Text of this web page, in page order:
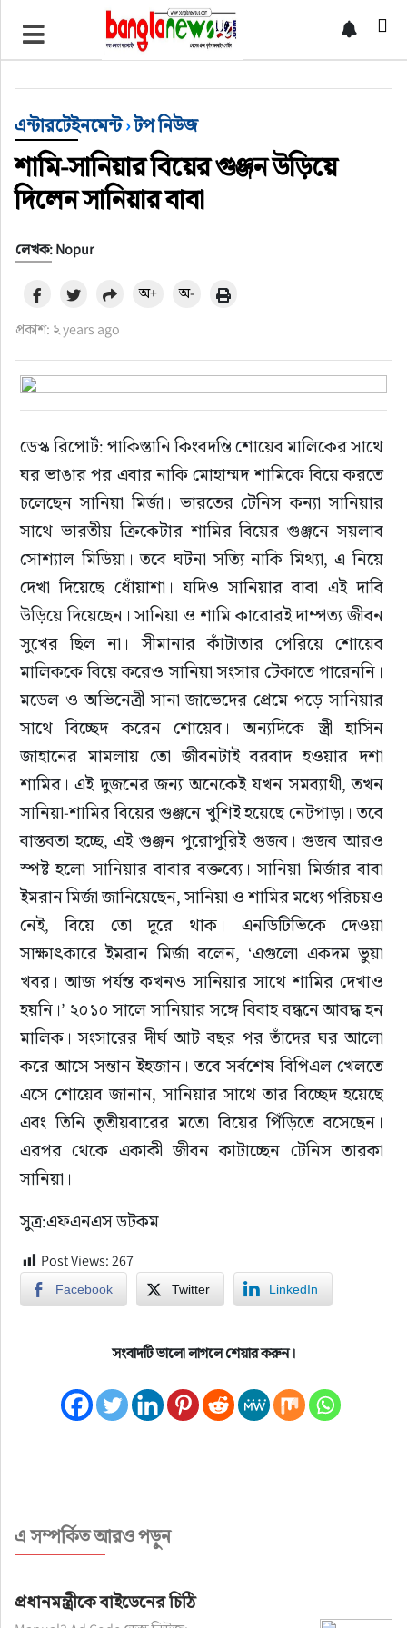
টপ নিউজ
ইন্টারন্যাশনাল
সিলেট বিভাগ
স্পোর্টস
মার্কিন যুক্তরাষ্ট্র
নিউইয়র্ক
ইউরোপ
জাতীয়
সময়ের প্রলাপ
এন্টারটেইনমেন্ট›টপ নিউজ
শামি-সানিয়ার বিয়ের গুঞ্জন উড়িয়ে
দিলেন সানিয়ার বাবা
লেখক: Nopur
প্রকাশ: ২ years ago
অ+ অ-
ডেস্ক রিপোর্ট: পাকিস্তানি কিংবদন্তি শোয়েব মালিকের সাথে
ঘর ভাঙার পর এবার নাকি মোহাম্মদ শামিকে বিয়ে করতে
চলেছেন সানিয়া মির্জা। ভারতের টেনিস কন্যা সানিয়ার
সাথে ভারতীয় ক্রিকেটার শামির বিয়ের গুঞ্জনে সয়লাব
সোশ্যাল মিডিয়া। তবে ঘটনা সত্যি নাকি মিথ্যা, এ নিয়ে
দেখা দিয়েছে ধোঁয়াশা। যদিও সানিয়ার বাবা এই দাবি
উড়িয়ে দিয়েছেন। সানিয়া ও শামি কারোরই দাম্পত্য জীবন
সুখের ছিল না। সীমানার কাঁটাতার পেরিয়ে শোয়েব
মালিককে বিয়ে করেও সানিয়া সংসার টেকাতে পারেননি।
মডেল ও অভিনেত্রী সানা জাভেদের প্রেমে পড়ে সানিয়ার
সাথে বিচ্ছেদ করেন শোয়েব। অন্যদিকে স্ত্রী হাসিন
জাহানের মামলায় তো জীবনটাই বরবাদ হওয়ার দশা
শামির। এই দুজনের জন্য অনেকেই যখন সমব্যাথী, তখন
সানিয়া-শামির বিয়ের গুঞ্জনে খুশিই হয়েছে নেটপাড়া। তবে
বাস্তবতা হচ্ছে, এই গুঞ্জন পুরোপুরিই গুজব। গুজব আরও
স্পষ্ট হলো সানিয়ার বাবার বক্তব্যে। সানিয়া মির্জার বাবা
ইমরান মির্জা জানিয়েছেন, সানিয়া ও শামির মধ্যে পরিচয়ও
নেই, বিয়ে তো দূরে থাক। এনডিটিভিকে দেওয়া
সাক্ষাৎকারে ইমরান মির্জা বলেন, ‘এগুলো একদম ভুয়া
খবর। আজ পর্যন্ত কখনও সানিয়ার সাথে শামির দেখাও
হয়নি।’ ২০১০ সালে সানিয়ার সঙ্গে বিবাহ বন্ধনে আবদ্ধ হন
মালিক। সংসারের দীর্ঘ আট বছর পর তাঁদের ঘর আলো
করে আসে সন্তান ইহজান। তবে সর্বশেষ বিপিএল খেলতে
এসে শোয়েব জানান, সানিয়ার সাথে তার বিচ্ছেদ হয়েছে
এবং তিনি তৃতীয়বারের মতো বিয়ের পিঁড়িতে বসেছেন।
এরপর থেকে একাকী জীবন কাটাচ্ছেন টেনিস তারকা
সানিয়া।
সুত্র:এফএনএস ডটকম
Post Views:267
Facebook Twitter LinkedIn
সংবাদটি ভালো লাগলে শেয়ার করুন।
এ সম্পর্কিত আরও পড়ুন
প্রধানমন্ত্রীকে বাইডেনের চিঠি